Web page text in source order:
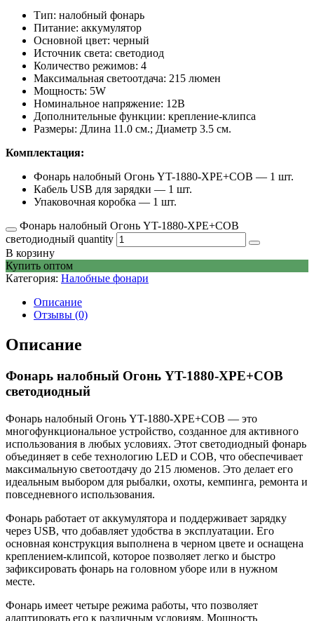
Тип: налобный фонарь
Питание: аккумулятор
Основной цвет: черный
Источник света: светодиод
Количество режимов: 4
Максимальная светоотдача: 215 люмен
Мощность: 5W
Номинальное напряжение: 12В
Дополнительные функции: крепление-клипса
Размеры: Длина 11.0 см.; Диаметр 3.5 см.
Комплектация:
Фонарь налобный Огонь YT-1880-XPE+COB — 1 шт.
Кабель USB для зарядки — 1 шт.
Упаковочная коробка — 1 шт.
Фонарь налобный Огонь YT-1880-XPE+COB
светодиодный quantity
В корзину
Купить оптом
Категория: Налобные фонари
Описание
Отзывы (0)
Описание
Фонарь налобный Огонь YT-1880-XPE+COB
светодиодный
Фонарь налобный Огонь YT-1880-XPE+COB — это
многофункциональное устройство, созданное для активного
использования в любых условиях. Этот светодиодный фонарь
объединяет в себе технологию LED и COB, что обеспечивает
максимальную светоотдачу до 215 люменов. Это делает его
идеальным выбором для рыбалки, охоты, кемпинга, ремонта и
повседневного использования.
Фонарь работает от аккумулятора и поддерживает зарядку
через USB, что добавляет удобства в эксплуатации. Его
основная конструкция выполнена в черном цвете и оснащена
креплением-клипсой, которое позволяет легко и быстро
зафиксировать фонарь на головном уборе или в нужном
месте.
Фонарь имеет четыре режима работы, что позволяет
адаптировать его к различным условиям. Мощность